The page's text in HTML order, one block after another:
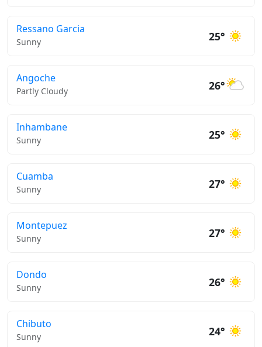
Ressano Garcia
Sunny 25°
Angoche
Partly Cloudy 26°
Inhambane
Sunny 25°
Cuamba
Sunny 27°
Montepuez
Sunny 27°
Dondo
Sunny 26°
Chibuto
Sunny 24°